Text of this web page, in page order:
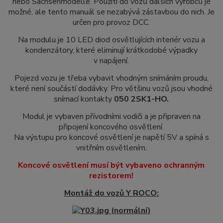
možné, ale tento manuál se nezabývá zástavbou do nich. Je
určen pro provoz DCC.
Na modulu je 10 LED diod osvětlujících interiér vozu a
kondenzátory, které eliminují krátkodobé výpadky
v napájení.
Pojezd vozu je třeba vybavit vhodným snímáním proudu,
které není součástí dodávky. Pro většinu vozů jsou vhodné
snímací kontakty 050 2SK1-HO.
Modul je vybaven přívodními vodiči a je připraven na
připojení koncového osvětlení.
Na výstupu pro koncové osvětlení je napětí 5V a spíná s
vnitřním osvětlením.
Koncové osvětlení musí být vybaveno ochranným
rezistorem!
Montáž do vozů Y ROCO: